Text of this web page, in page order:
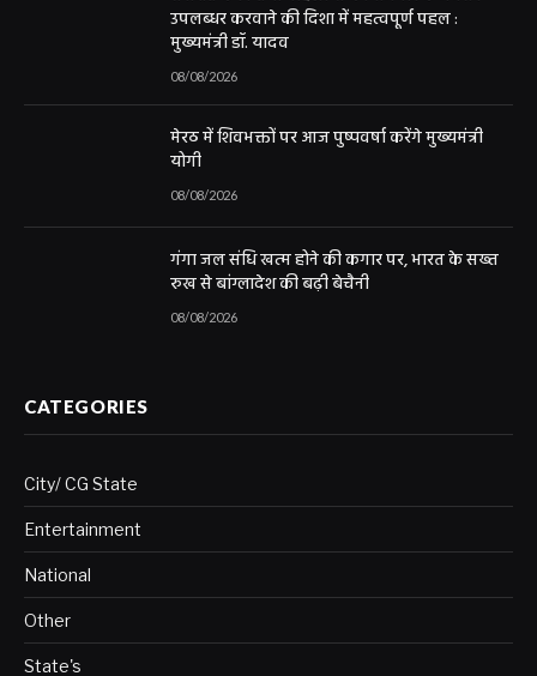
उपलब्धर करवाने की दिशा में महत्वपूर्ण पहल :
मुख्यमंत्री डॉ. यादव
08/08/2026
मेरठ में शिवभक्तों पर आज पुष्पवर्षा करेंगे मुख्यमंत्री
योगी
08/08/2026
गंगा जल संधि खत्म होने की कगार पर, भारत के सख्त
रुख से बांग्लादेश की बढ़ी बेचैनी
08/08/2026
CATEGORIES
City/ CG State
Entertainment
National
Other
State's